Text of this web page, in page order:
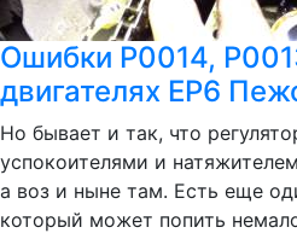
Ошибки P0014,
двигателях EP6
Но бывает и так, что
успокоителями и
а воз и ныне там. Есть еще
который может попить